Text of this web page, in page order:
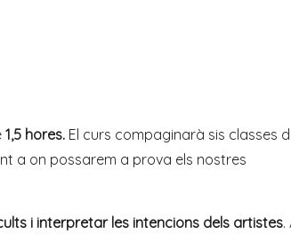
1,5 hores. El curs compaginarà sis classes
a on possarem a prova els nostres
i interpretar les intencions dels artistes.